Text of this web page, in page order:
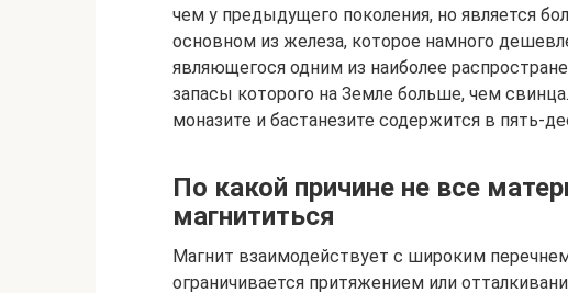
чем у предыдущего поколения, но является
основном из железа, которое намного
являющегося одним из наиболее
запасы которого на Земле больше, чем
моназите и бастанезите содержится в пять-
По какой причине не все
магнититься
Магнит взаимодействует с широким
ограничивается притяжением или